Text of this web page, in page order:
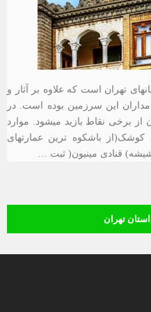
تهران است که علاوه بر آثار و
این سرزمین بوده است. در
از برخی نقاط بازید میشود. موارد
کوشک(از باشکوه ترین عمارتهای
قنادی مینیون( ثبت …
تهران